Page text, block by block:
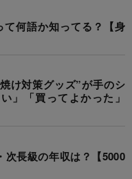
何語か知ってる？【身
け対策グッズ”が手のシ
」「買ってよかった」
次長級の年収は？【5000